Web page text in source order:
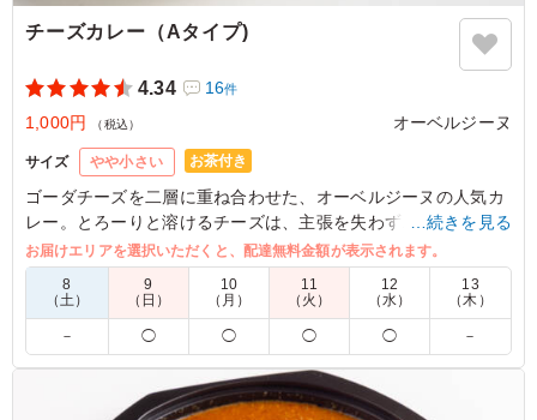
チーズカレー（Aタイプ)
4.34 16件
1,000円 （税込） オーベルジーヌ
サイズ やや小さい お茶付き
ゴーダチーズを二層に重ね合わせた、オーベルジーヌの人気カ
レー。とろーりと溶けるチーズは、主張を失わず、カレーのま
ろやかさをドレスアップ。チーズ好きな方には、一度は召し上
がっていただきたい一品です。
※オプションにてスリーブケース(化粧箱)をご用意しておりま
す。ご希望の際は下記「ご飯の種類」プルダウンよりご選択く
ださい。
…続きを見る
お届けエリアを選択いただくと、配達無料金額が表示されます。
8
（土）
9
（日）
10
（月）
11
（火）
12
（水）
13
（木）
－ ◯ ◯ ◯ ◯ －